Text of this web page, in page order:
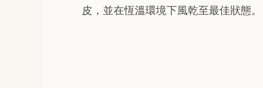
皮，並在恆溫環境下風乾至最佳狀態。